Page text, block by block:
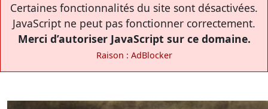
Certaines fonctionnalités du site sont désactivées.
JavaScript ne peut pas fonctionner correctement.
Merci d’autoriser JavaScript sur ce domaine.
Raison : AdBlocker